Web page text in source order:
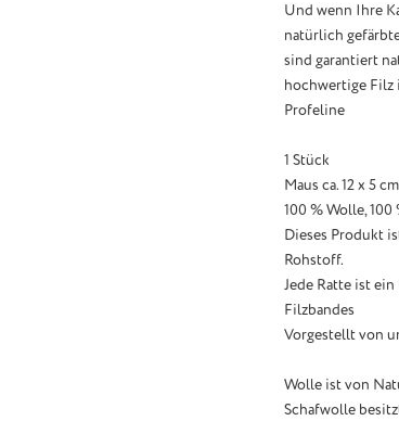
Und wenn Ihre
natürlich
sind garantiert
hochwertige Filz
Profeline
1 Stück
Maus ca. 12 x 5
100 % Wolle,
Dieses Produkt
Rohstoff.
Jede Ratte ist
Filzbandes
Vorgestellt von
Wolle ist von
Schafwolle